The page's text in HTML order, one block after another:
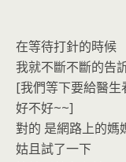
在等待打針的時候
我就不斷不斷的告
[我們等下要給醫
好不好~~]
對的 是網路上的媽
姑且試了一下